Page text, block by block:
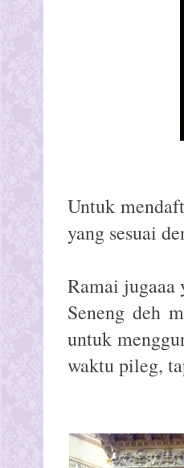
Untuk
yang sesuai
Ramai jugaaa
Seneng deh
untuk
waktu pileg,